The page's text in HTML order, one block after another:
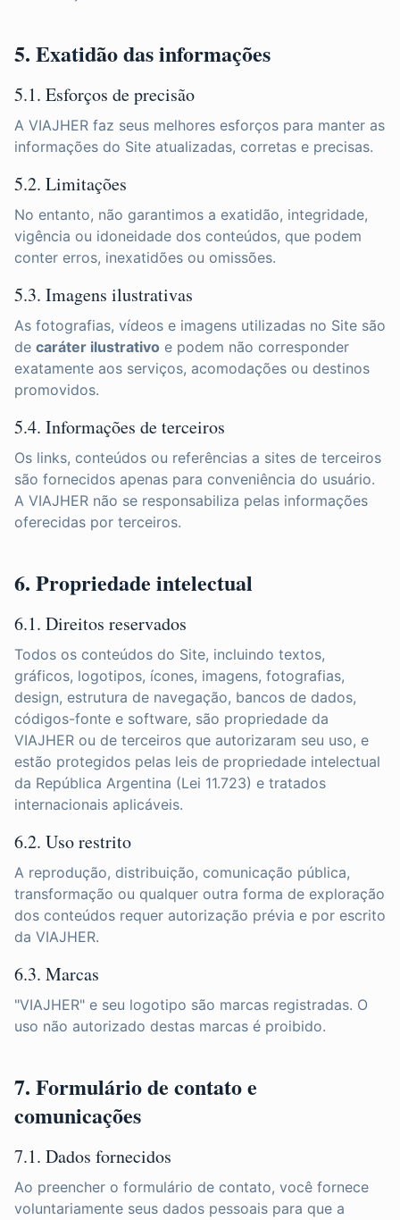
5. Exatidão das informações
5.1. Esforços de precisão
A VIAJHER faz seus melhores esforços para manter as
informações do Site atualizadas, corretas e precisas.
5.2. Limitações
No entanto, não garantimos a exatidão, integridade,
vigência ou idoneidade dos conteúdos, que podem
conter erros, inexatidões ou omissões.
5.3. Imagens ilustrativas
As fotografias, vídeos e imagens utilizadas no Site são
de caráter ilustrativo e podem não corresponder
exatamente aos serviços, acomodações ou destinos
promovidos.
5.4. Informações de terceiros
Os links, conteúdos ou referências a sites de terceiros
são fornecidos apenas para conveniência do usuário.
A VIAJHER não se responsabiliza pelas informações
oferecidas por terceiros.
6. Propriedade intelectual
6.1. Direitos reservados
Todos os conteúdos do Site, incluindo textos,
gráficos, logotipos, ícones, imagens, fotografias,
design, estrutura de navegação, bancos de dados,
códigos-fonte e software, são propriedade da
VIAJHER ou de terceiros que autorizaram seu uso, e
estão protegidos pelas leis de propriedade intelectual
da República Argentina (Lei 11.723) e tratados
internacionais aplicáveis.
6.2. Uso restrito
A reprodução, distribuição, comunicação pública,
transformação ou qualquer outra forma de exploração
dos conteúdos requer autorização prévia e por escrito
da VIAJHER.
6.3. Marcas
"VIAJHER" e seu logotipo são marcas registradas. O
uso não autorizado destas marcas é proibido.
7. Formulário de contato e
comunicações
7.1. Dados fornecidos
Ao preencher o formulário de contato, você fornece
voluntariamente seus dados pessoais para que a